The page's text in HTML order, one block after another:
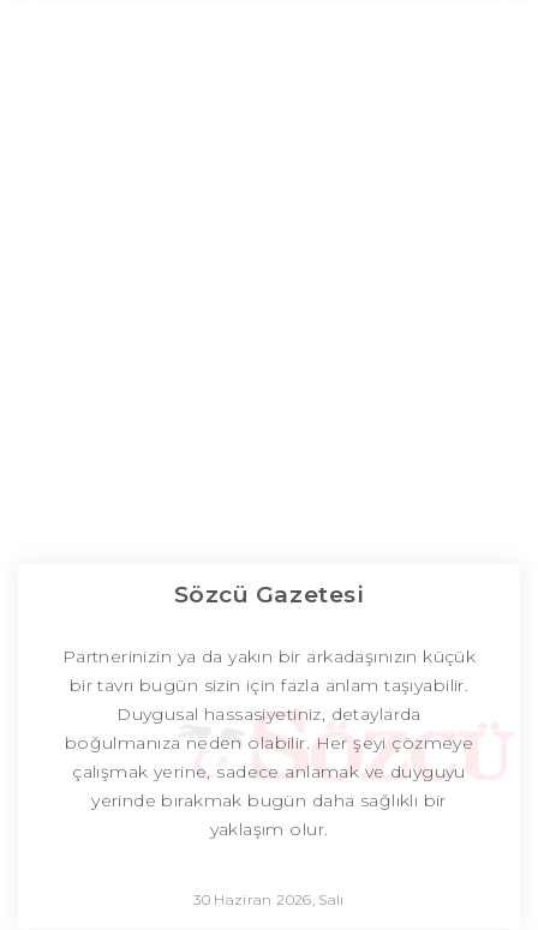
Sözcü Gazetesi
Partnerinizin ya da yakın bir arkadaşınızın küçük
bir tavrı bugün sizin için fazla anlam taşıyabilir.
Duygusal hassasiyetiniz, detaylarda
boğulmanıza neden olabilir. Her şeyi çözmeye
çalışmak yerine, sadece anlamak ve duyguyu
yerinde bırakmak bugün daha sağlıklı bir
yaklaşım olur.
30 Haziran 2026, Salı